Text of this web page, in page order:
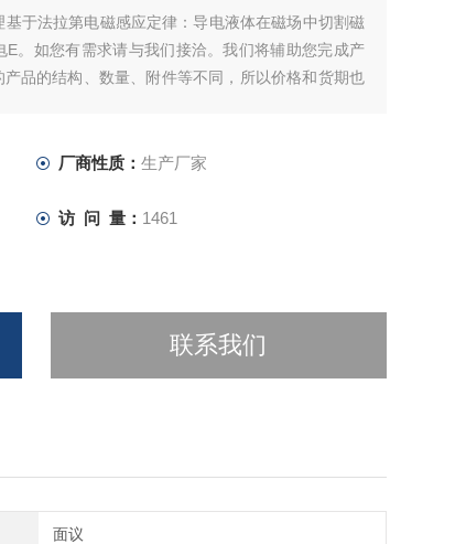
于法拉第电磁感应定律：导电液体在磁场中切割磁
。如您有需求请与我们接洽。我们将辅助您完成产
品的结构、数量、附件等不同，所以价格和货期也
厂商性质： 生产厂家
访 问 量： 1461
联系我们
面议